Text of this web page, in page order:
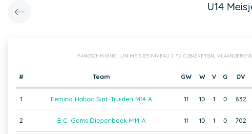
U14
RANGSCHIKKING : U14 MEISJES NIVEAU 2 R2 C (BASKETBAL VLAANDEREN)
# Team GW W V G DV
1 Femina Habac Sint-Truiden M14 A 11 10 1 0 832
2 B.C. Gems Diepenbeek M14 A 11 10 1 0 702